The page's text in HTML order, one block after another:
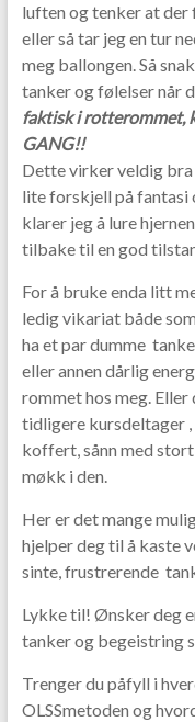
luften og tenker at
eller så tar jeg en tur
meg ballongen. Så
tanker og følelser når
faktisk i rotterommet,
GANG!!
Dette virker veldig
lite forskjell på fantasi
klarer jeg å lure
tilbake til en god
For å bruke enda litt
ledig vikariat både
ha et par dumme
eller annen dårlig
rommet hos meg.
tidligere kursdeltager
koffert, sånn med
møkk i den.
Her er det mange
hjelper deg til å kaste
sinte, frustrerende
Lykke til! Ønsker deg
tanker og begeistring
Trenger du påfyll i
OLSSmetoden og